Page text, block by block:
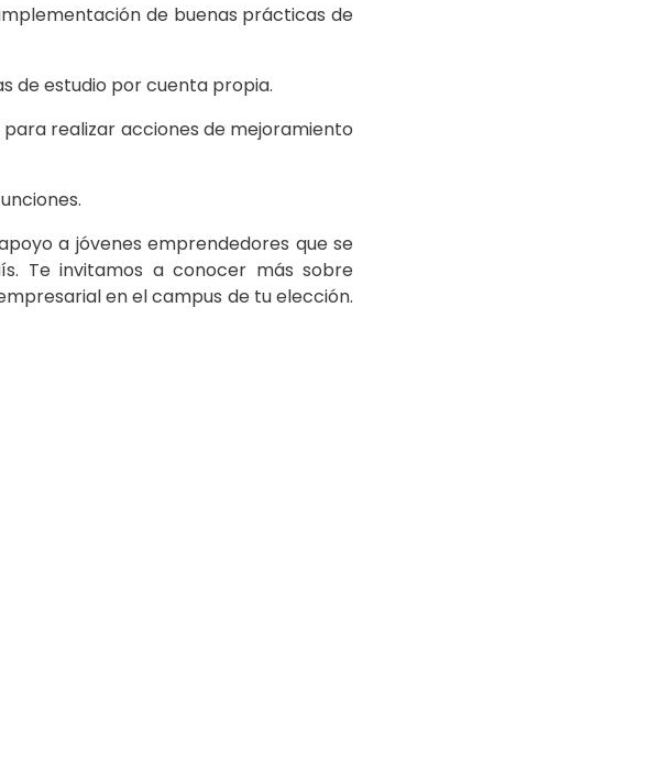
de buenas prácticas de
de estudio por cuenta propia.
para realizar acciones de mejoramiento
a jóvenes emprendedores que se
Te invitamos a conocer más sobre
en el campus de tu elección.